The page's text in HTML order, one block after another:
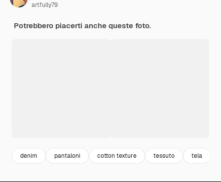
artfully79
Potrebbero piacerti anche queste foto.
denim pantaloni cotton texture tessuto tela